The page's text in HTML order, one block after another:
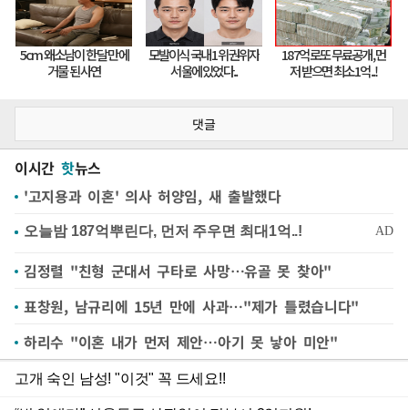
댓글
이시간 핫뉴스
'고지용과 이혼' 의사 허양임, 새 출발했다
김정렬 "친형 군대서 구타로 사망…유골 못 찾아"
표창원, 남규리에 15년 만에 사과…"제가 틀렸습니다"
하리수 "이혼 내가 먼저 제안…아기 못 낳아 미안"